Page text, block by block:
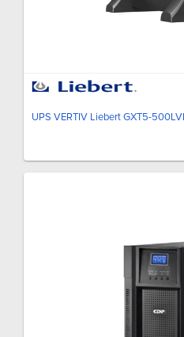
UPS VERTIV Liebert GXT5-